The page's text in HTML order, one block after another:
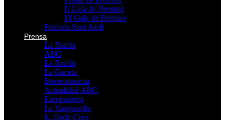
II Gala de Premios
III Gala de Premios
Premios Sant Jordi
Prensa
La Razón
ABC
La Razón
La Gaceta
Intereconomia
Actualidad ABC
Europapress
La Vanguardia
E. Onda Cero